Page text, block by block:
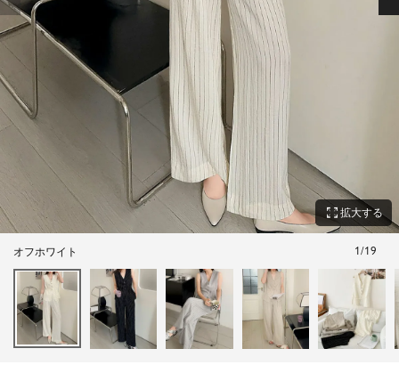
zoom_out_map 拡大する
オフホワイト 1/19